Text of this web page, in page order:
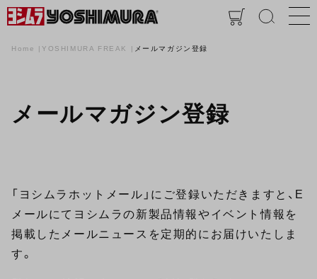
Home YOSHIMURA FREAK メールマガジン登録
メールマガジン登録
「ヨシムラホットメール」にご登録いただきますと、E
メールにてヨシムラの新製品情報やイベント情報を
掲載したメールニュースを定期的にお届けいたしま
す。